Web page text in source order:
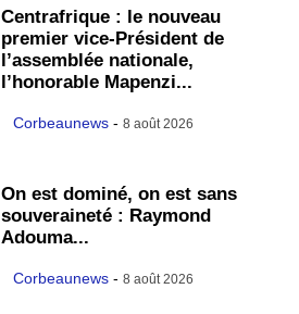
Centrafrique : le nouveau
premier vice-Président de
l’assemblée nationale,
l’honorable Mapenzi...
Corbeaunews - 8 août 2026
On est dominé, on est sans
souveraineté : Raymond
Adouma...
Corbeaunews - 8 août 2026